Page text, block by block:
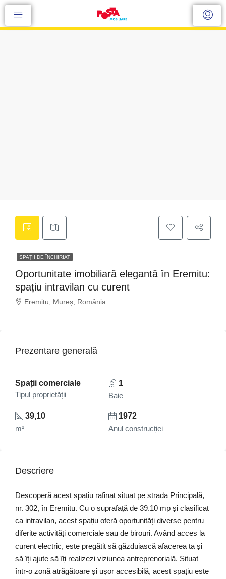
SPAȚII DE ÎNCHIRIAT
Oportunitate imobiliară elegantă în Eremitu:
spațiu intravilan cu curent
Eremitu, Mureș, România
Prezentare generală
Spații comerciale
Tipul proprietății
1
Baie
39,10
m²
1972
Anul construcției
Descriere
Descoperă acest spațiu rafinat situat pe strada Principală,
nr. 302, în Eremitu. Cu o suprafață de 39.10 mp și clasificat
ca intravilan, acest spațiu oferă oportunități diverse pentru
diferite activități comerciale sau de birouri. Având acces la
curent electric, este pregătit să găzduiască afacerea ta și
să îți ajute să îți realizezi viziunea antreprenorială. Situat
într-o zonă atrăgătoare și ușor accesibilă, acest spațiu este